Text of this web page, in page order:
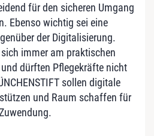
für den sicheren Umgang
Ebenso wichtig sei eine
der Digitalisierung.
immer am praktischen
dürften Pflegekräfte nicht
sollen digitale
und Raum schaffen für